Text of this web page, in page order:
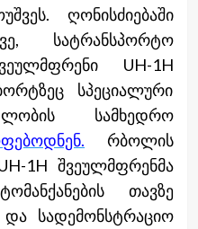
ღონისძიებაში
სატრანსპორტო
UH-1H
სპეციალური
სამხედრო
რბოლის
1H შვეულმფრენმა
თავზე
და სადემონსტრაციო